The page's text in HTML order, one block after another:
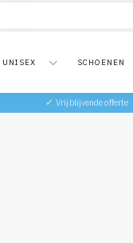
UNISEX SCHOENEN
✓ Vrijblijvende offerte